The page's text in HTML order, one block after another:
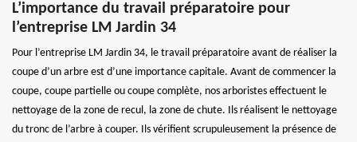
L’importance du travail préparatoire pour
l’entreprise LM Jardin 34
Pour l’entreprise LM Jardin 34, le travail préparatoire avant de réaliser la
coupe d’un arbre est d’une importance capitale. Avant de commencer la
coupe, coupe partielle ou coupe complète, nos arboristes effectuent le
nettoyage de la zone de recul, la zone de chute. Ils réalisent le nettoyage
du tronc de l’arbre à couper. Ils vérifient scrupuleusement la présence de